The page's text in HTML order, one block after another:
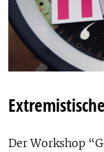
Der Workshop